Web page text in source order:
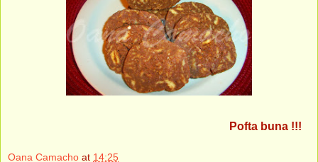
Pofta buna !!!
Oana Camacho at 14:25